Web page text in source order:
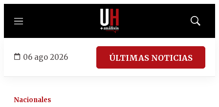
Menú
Mostrar
06 ago 2026 ÚLTIMAS NOTICIAS
Nacionales